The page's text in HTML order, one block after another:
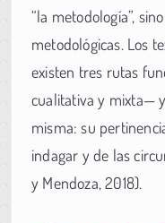
“la metodología”,
metodológicas. Los
existen tres rutas
cualitativa y mixta—
misma: su
indagar y de las
y Mendoza, 2018).